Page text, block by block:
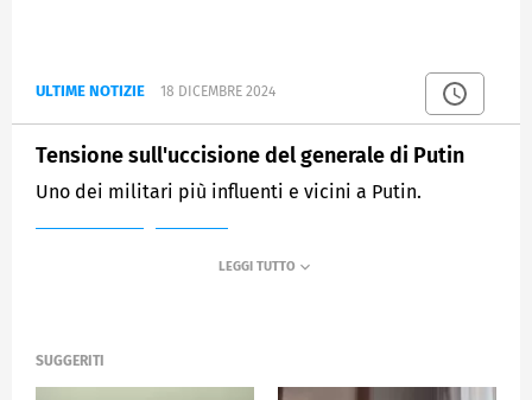
ULTIME NOTIZIE 18 DICEMBRE 2024
Tensione sull'uccisione del generale di Putin
Uno dei militari più influenti e vicini a Putin.
SUGGERITI